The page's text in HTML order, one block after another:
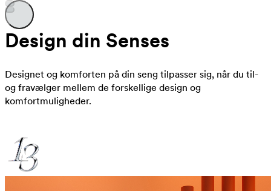
Design din Senses
Designet og komforten på din seng tilpasser sig, når du til-
og fravælger mellem de forskellige design og
komfortmuligheder.